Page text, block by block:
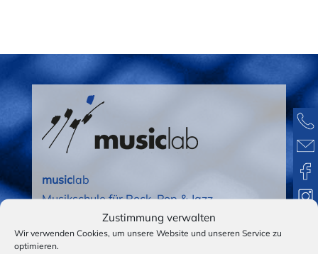
Zustimmung verwalten
Wir verwenden Cookies, um unsere Website und unseren Service zu
optimieren.
musiclab
Musikschule für Rock, Pop & Jazz
Schützenstraße 5
79312 Emmendingen